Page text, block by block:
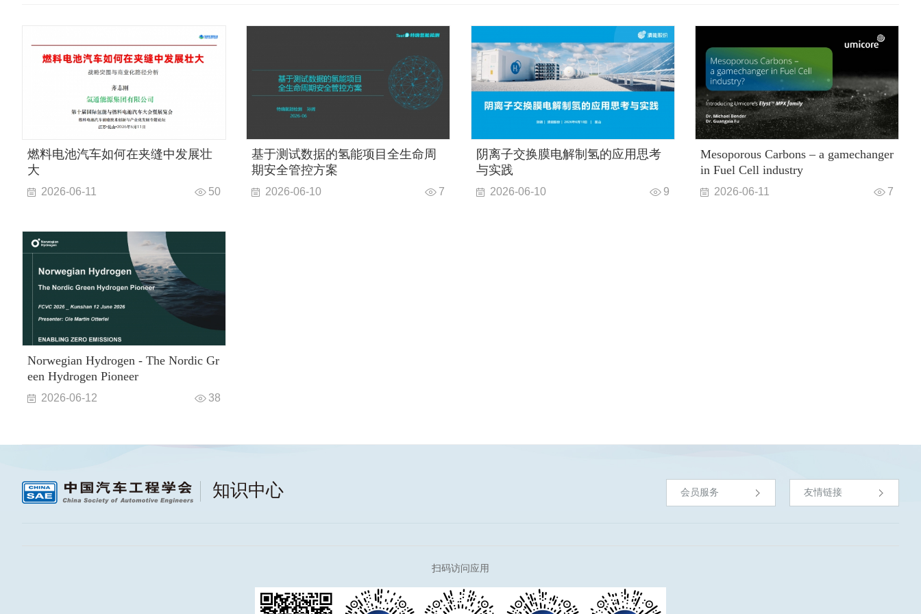
燃料电池汽车如何在夹缝中发展壮
大
2026-06-11 50
基于测试数据的氢能项目全生命周
期安全管控方案
2026-06-10 7
阴离子交换膜电解制氢的应用思考
与实践
2026-06-10 9
Mesoporous Carbons – a gamechanger
in Fuel Cell industry
2026-06-11 7
Norwegian Hydrogen - The Nordic Gr
een Hydrogen Pioneer
2026-06-12 38
知识中心 会员服务 友情链接
扫码访问应用